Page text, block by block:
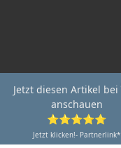
Jetzt diesen Artikel bei
anschauen
⭐⭐⭐⭐⭐
Jetzt klicken!- Partnerlink*